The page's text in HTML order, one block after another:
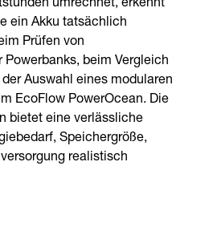
ein Akku tatsächlich
Prüfen von
beim Vergleich
Auswahl eines modularen
EcoFlow PowerOcean. Die
bietet eine verlässliche
Speichergröße,
realistisch